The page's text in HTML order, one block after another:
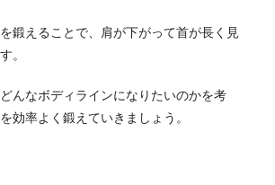
鍛えることで、肩が下がって首が長く見
。
んなボディラインになりたいのかを考
効率よく鍛えていきましょう。